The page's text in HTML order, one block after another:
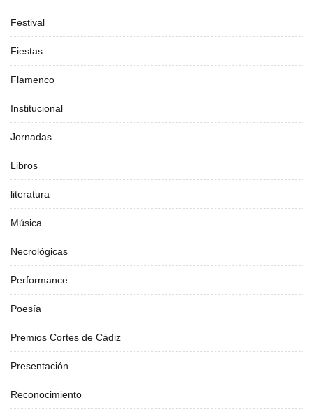
Festival
Fiestas
Flamenco
Institucional
Jornadas
Libros
literatura
Música
Necrológicas
Performance
Poesía
Premios Cortes de Cádiz
Presentación
Reconocimiento